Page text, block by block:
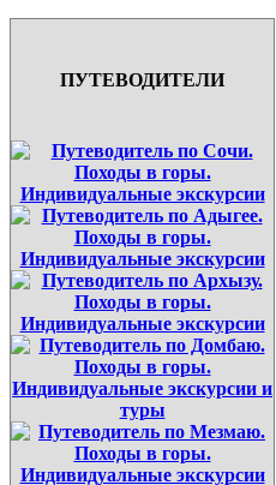
ПУТЕВОДИТЕЛИ